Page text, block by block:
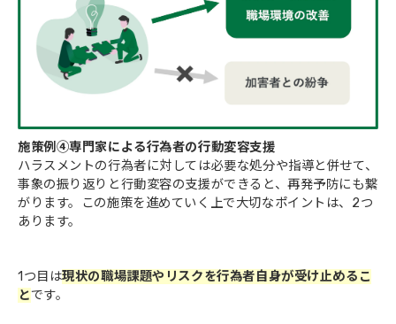
施策例④専門家による行為者の行動変容支援
ハラスメントの行為者に対しては必要な処分や指導と併せて、
事象の振り返りと行動変容の支援ができると、再発予防にも繋
がります。この施策を進めていく上で大切なポイントは、2つ
あります。
1つ目は現状の職場課題やリスクを行為者自身が受け止めるこ
とです。